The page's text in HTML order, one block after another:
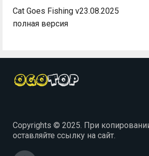
Cat Goes Fishing v23.08.2025
полная версия
Copyrights © 2025. При
оставляйте ссылку на сайт.